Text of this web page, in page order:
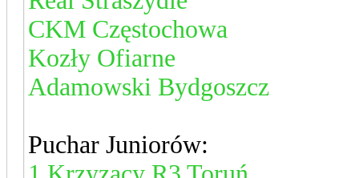
CKM Częstochowa
Kozły Ofiarne
Adamowski Bydgoszcz
Puchar Juniorów: